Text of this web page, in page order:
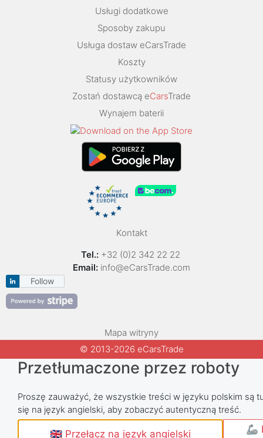
Usługi dodatkowe
Sposoby zakupu
Usługa dostaw eCarsTrade
Koszty
Statusy użytkowników
Zostań dostawcą eCarsTrade
Wynajem baterii
Kontakt
Tel.: +32 (0)2 342 22 22
Email: info@eCarsTrade.com
Follow
Mapa witryny
© 2013-2026 eCarsTrade
Przetłumaczone przez roboty
Proszę zauważyć, że wszystkie treści w języku polskim są
się na język angielski, aby zobaczyć autentyczną treść.
🇬🇧 Przełącz na język angielski 🦾